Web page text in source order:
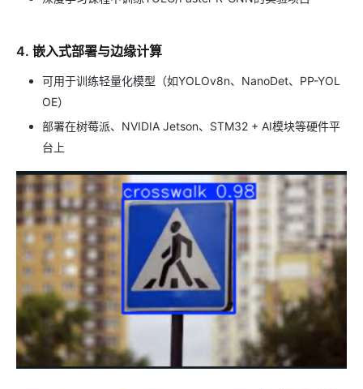
4. 嵌入式部署与边缘计算
可用于训练轻量化模型（如YOLOv8n、NanoDet、PP-YOL
OE）
部署在树莓派、NVIDIA Jetson、STM32 + AI模块等硬件平
台上